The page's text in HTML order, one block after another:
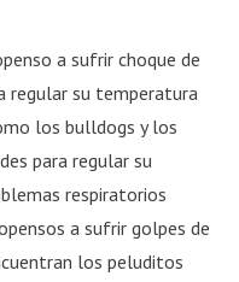
a sufrir choque de
regular su temperatura
los bulldogs y los
para regular su
respiratorios
a sufrir golpes de
los peluditos